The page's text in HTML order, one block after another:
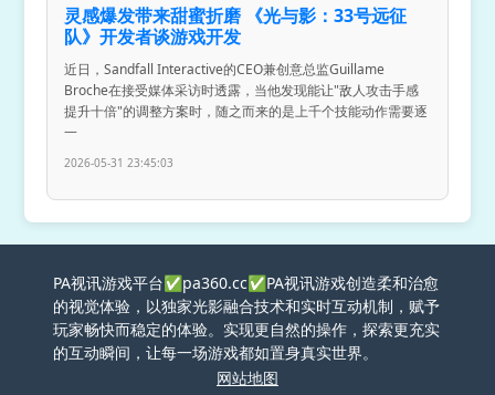
灵感爆发带来甜蜜折磨 《光与影：33号远征
队》开发者谈游戏开发
近日，Sandfall Interactive的CEO兼创意总监Guillame
Broche在接受媒体采访时透露，当他发现能让"敌人攻击手感
提升十倍"的调整方案时，随之而来的是上千个技能动作需要逐
一
2026-05-31 23:45:03
PA视讯游戏平台✅pa360.cc✅PA视讯游戏创造柔和治愈
的视觉体验，以独家光影融合技术和实时互动机制，赋予
玩家畅快而稳定的体验。实现更自然的操作，探索更充实
的互动瞬间，让每一场游戏都如置身真实世界。
网站地图